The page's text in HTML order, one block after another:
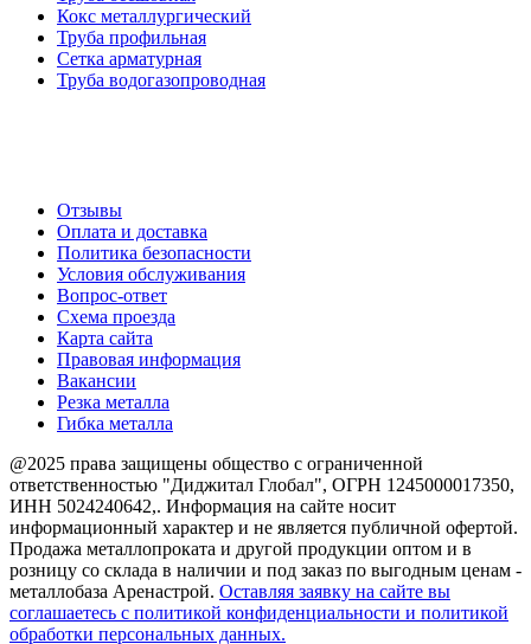
Кокс металлургический
Труба профильная
Cетка арматурная
Труба водогазопроводная
Отзывы
Оплата и доставка
Политика безопасности
Условия обслуживания
Вопрос-ответ
Схема проезда
Карта сайта
Правовая информация
Вакансии
Резка металла
Гибка металла
@2025 права защищены общество с ограниченной
ответственностью "Диджитал Глобал", ОГРН 1245000017350,
ИНН 5024240642,. Информация на сайте носит
информационный характер и не является публичной офертой.
Продажа металлопроката и другой продукции оптом и в
розницу со склада в наличии и под заказ по выгодным ценам -
металлобаза Аренастрой. Оставляя заявку на сайте вы
соглашаетесь с политикой конфиденциальности и политикой
обработки персональных данных.